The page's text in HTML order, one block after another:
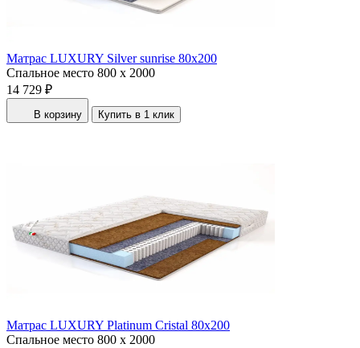
Матрас LUXURY Silver sunrise 80x200
Спальное место 800 x 2000
14 729 ₽
В корзину Купить в 1 клик
Матрас LUXURY Platinum Cristal 80x200
Спальное место 800 x 2000